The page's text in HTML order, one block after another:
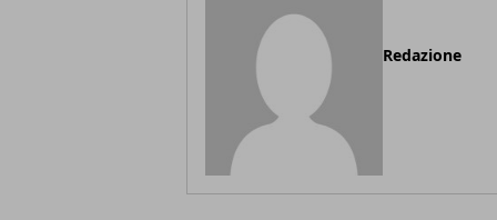
Redazione